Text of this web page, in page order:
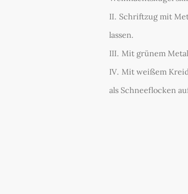
Schriftzug mit
lassen.
Mit grünem
Mit weißem
als Schneeflocken